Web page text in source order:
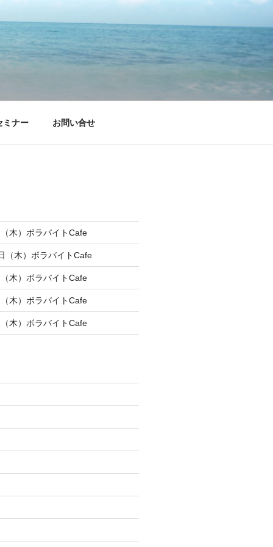
ミナー お問い合せ
木）ボラバイトCafe
（木）ボラバイトCafe
木）ボラバイトCafe
木）ボラバイトCafe
木）ボラバイトCafe